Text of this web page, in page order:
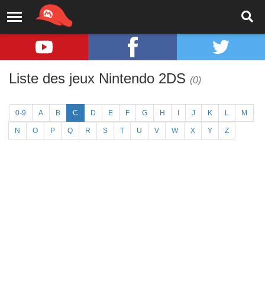
Liste des jeux Nintendo 2DS (0)
0-9 A B C D E F G H J K L M
N O P Q R S T U V W X Y Z